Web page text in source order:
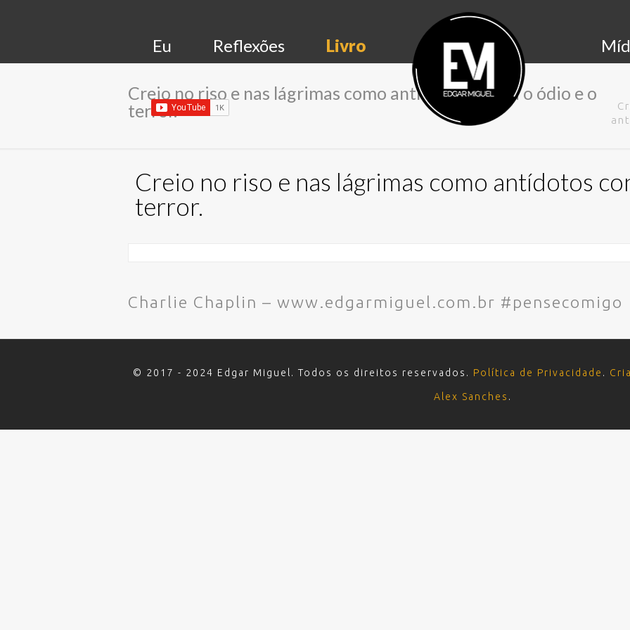
Eu Reflexões Livro
Creio no riso e nas lágrimas como antídotos contra o ódio e o
terror.
Creio no riso e nas lágrimas como antídotos
terror.
Charlie Chaplin – www.edgarmiguel.com.br #pensecomigo
© 2017 - 2024 Edgar Miguel. Todos os direitos reservados. Política de Privacidade .
Alex Sanches .